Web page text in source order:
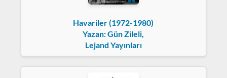
Havariler (1972-1980)
Yazan: Gün Zileli,
Lejand Yayınları